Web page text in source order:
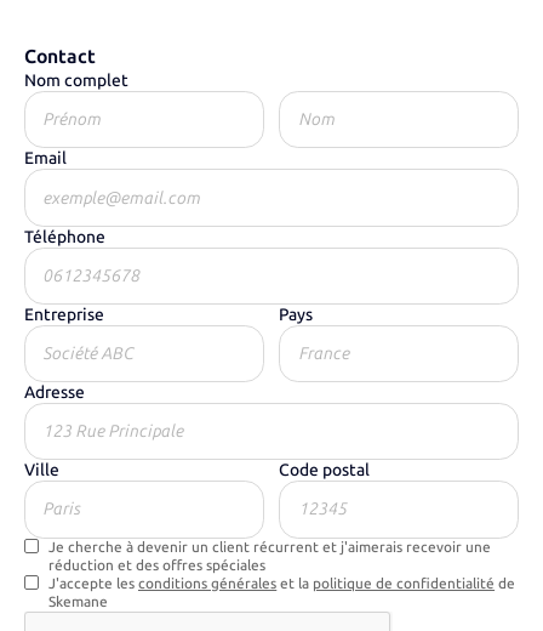
Contact
Nom complet
Email
Téléphone
Entreprise Pays
Adresse
Ville Code postal
Je cherche à devenir un client récurrent et j'aimerais recevoir une
réduction et des offres spéciales
J'accepte lesconditions générales et la politique de confidentialité de
Skemane